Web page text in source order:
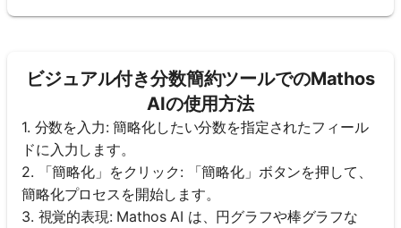
ビジュアル付き分数簡約ツールでのMathos
AIの使用方法
1. 分数を入力: 簡略化したい分数を指定されたフィール
ドに入力します。
2. 「簡略化」をクリック: 「簡略化」ボタンを押して、
簡略化プロセスを開始します。
3. 視覚的表現: Mathos AI は、円グラフや棒グラフな